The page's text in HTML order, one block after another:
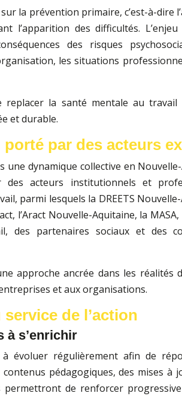
sur la prévention primaire, c’est-à-dire
l’apparition des difficultés. L’enjeu
des risques
les situations
la santé mentale au travail
et durable.
par des acteurs
une dynamique collective en
acteurs institutionnels et
parmi lesquels la DREETS
l’Aract Nouvelle-Aquitaine, la MASA,
des partenaires sociaux et des
approche ancrée dans les réalités
et aux organisations.
de l’action
à s’enrichir
évoluer régulièrement afin de
pédagogiques, des mises à
permettront de renforcer